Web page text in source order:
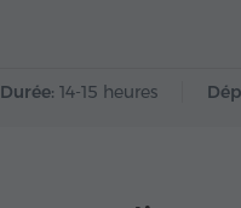
Durée: 14-15 heures